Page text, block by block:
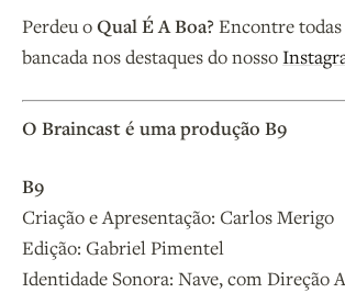
Perdeu oQual É A Boa? Encontre todas
bancada nos destaques do nosso
O Braincast é uma produção B9
B9
Criação e Apresentação: Carlos Merigo
Edição: Gabriel Pimentel
Identidade Sonora: Nave, com Direção